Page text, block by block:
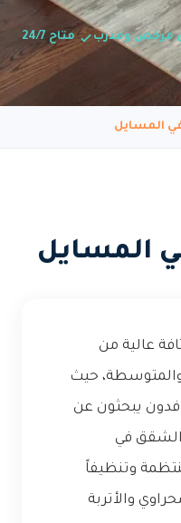
مرخص ومدرب متاح 24/7
المسايل
المسايل
عالية من
حيث
يبحثون عن
الشقق في
وتنظيفاً
والأتربة